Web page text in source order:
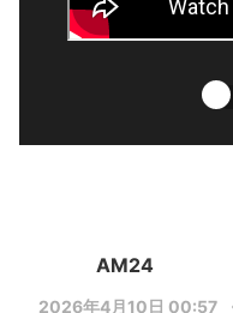
AM24
2026年4月10日 00:57